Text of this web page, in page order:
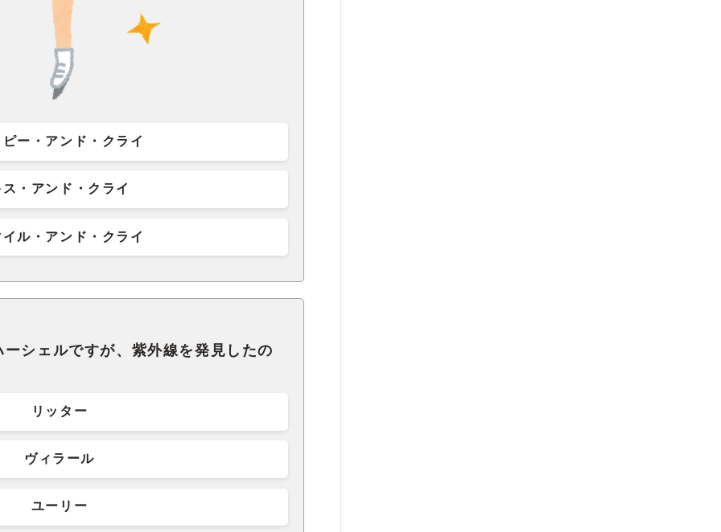
ー・アンド・クライ
ス・アンド・クライ
ル・アンド・クライ
シェルですが、紫外線を発見したの
リッター
ヴィラール
ユーリー